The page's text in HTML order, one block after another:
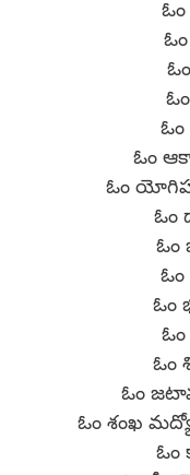
ఓం
ఓం
ఓం
ఓం
ఓం
ఓం శంఖ
ఓం